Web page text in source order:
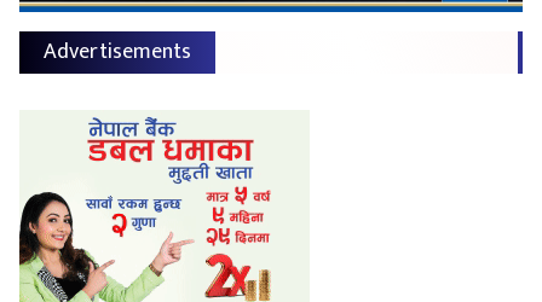
Advertisements